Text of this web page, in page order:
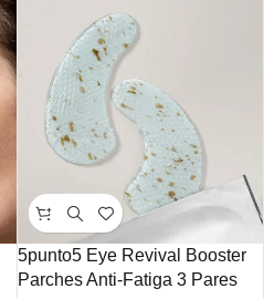
5punto5 Eye Revival Booster
Parches Anti-Fatiga 3 Pares